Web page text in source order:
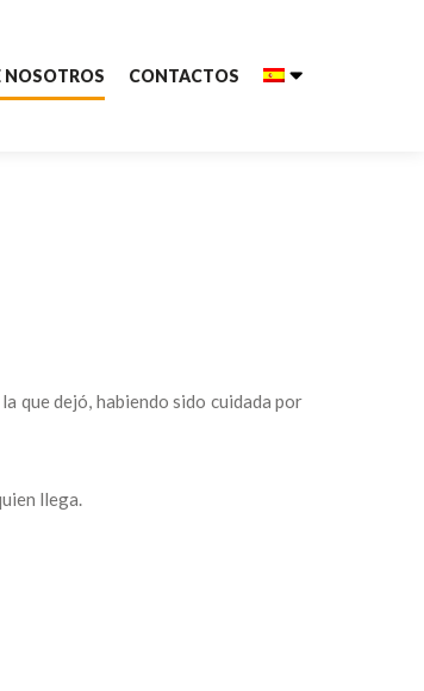
NOSOTROS CONTACTOS
que dejó, habiendo sido cuidada por
llega.